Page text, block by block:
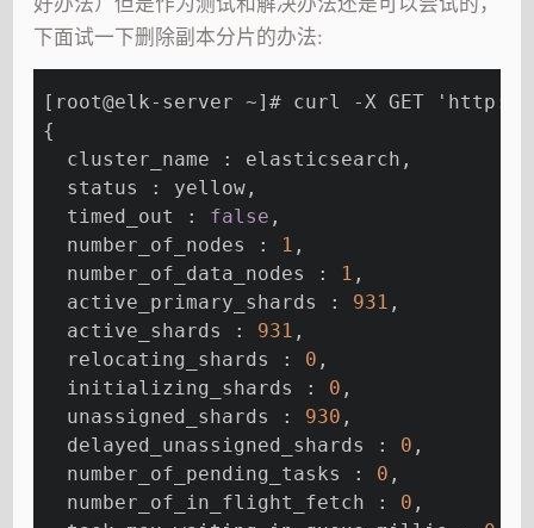
下面试一下删除副本分片的办法:
[root@elk-server ~]# curl -X GET
{
  cluster_name : elasticsearch,
  status : yellow,
  timed_out :
false ,
  number_of_nodes :
1 ,
  number_of_data_nodes :
1 ,
  active_primary_shards :
931 ,
  active_shards :
931 ,
  relocating_shards :
0 ,
  initializing_shards :
0 ,
  unassigned_shards :
930 ,
  delayed_unassigned_shards :
0 ,
  number_of_pending_tasks :
0 ,
  number_of_in_flight_fetch :
0 ,